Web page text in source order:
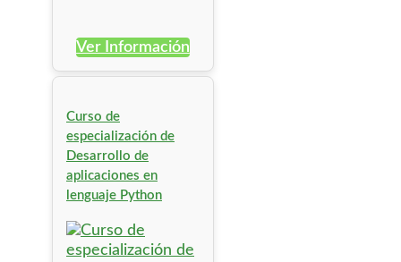
Ver Información
Curso de
especialización de
Desarrollo de
aplicaciones en
lenguaje Python